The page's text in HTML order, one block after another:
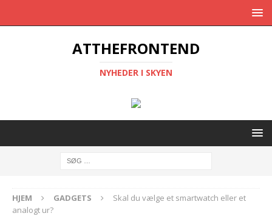
ATTHEFRONTEND
NYHEDER I SKYEN
HJEM GADGETS
Skal du vælge et smartwatch eller et
analogt ur?